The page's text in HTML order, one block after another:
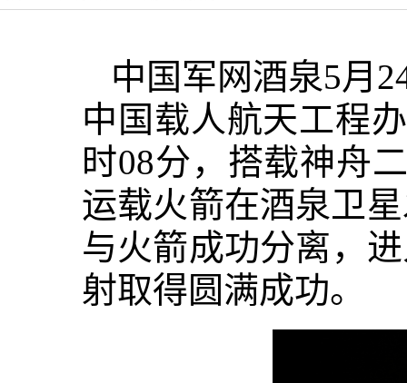
中国军网酒泉5月
中国载人航天工程
时08分，搭载神舟
运载火箭在酒泉卫
与火箭成功分离，
射取得圆满成功。